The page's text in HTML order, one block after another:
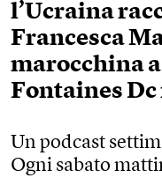
l’Ucraina
Francesca
marocchina
Fontaines
Un podcast
Ogni sabato